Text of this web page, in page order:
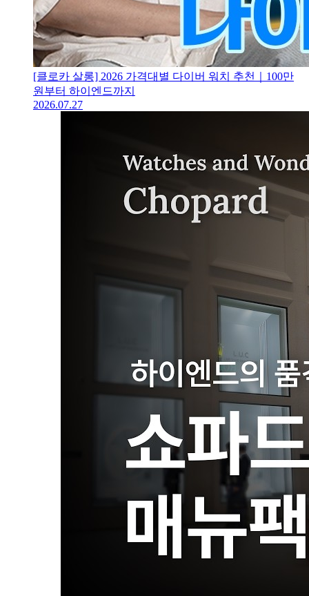
[클로카 살롱] 2026 가격대별 다이버 워치 추천｜100만
원부터 하이엔드까지
2026.07.27